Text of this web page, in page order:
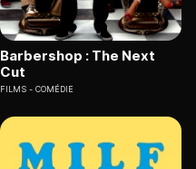
Barbershop : The Next
Cut
FILMS COMÉDIE